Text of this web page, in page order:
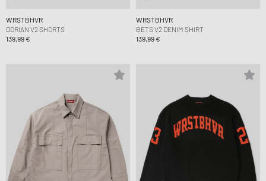
WRSTBHVR
DORIAN V2 SHORTS
139,99 €
WRSTBHVR
BETS V2 DENIM SHIRT
139,99 €